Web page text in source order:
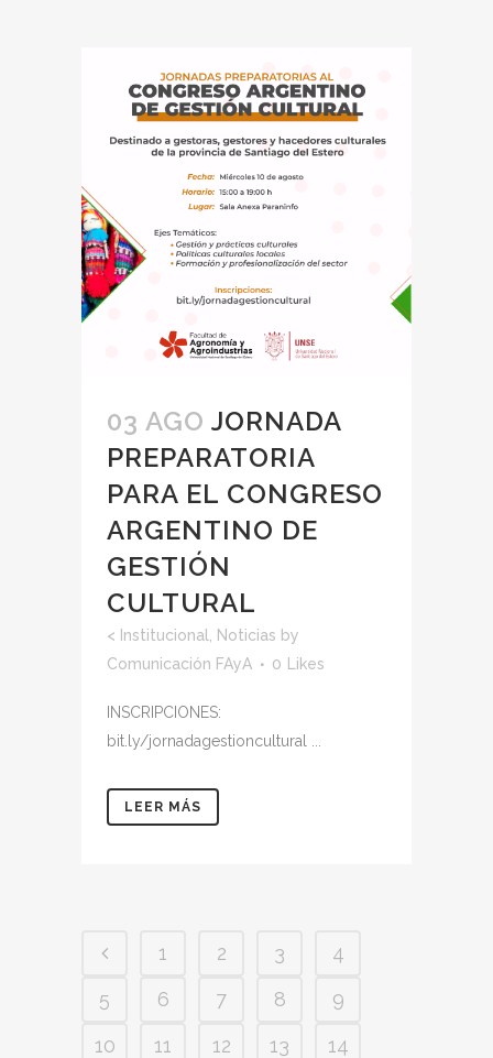
03 AGO JORNADA
PREPARATORIA
PARA EL CONGRESO
ARGENTINO DE
GESTIÓN
CULTURAL
< Institucional Noticias by
Comunicación FAyA
0 Likes
INSCRIPCIONES:
bit.ly/jornadagestioncultural ...
LEER MÁS
1 2 3
4
5
6 7 8
9
10
11 12 13
14